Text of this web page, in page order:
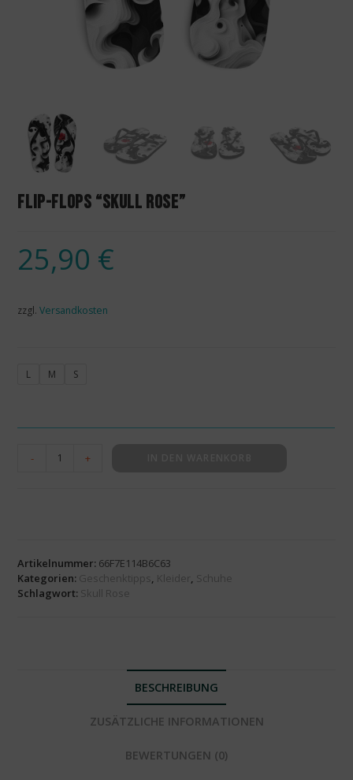
Flip-Flops “Skull Rose”
25,90 €
zzgl.Versandkosten
L M S
- +
Artikelnummer: 66F7E114B6C63
Kategorien: Geschenktipps , Kleider , Schuhe
Schlagwort: Skull Rose
BESCHREIBUNG
ZUSÄTZLICHE INFORMATIONEN
BEWERTUNGEN (0)